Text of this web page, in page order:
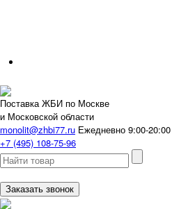
Поставка ЖБИ по Москве
и Московской области
monolit@zhbi77.ru Ежедневно 9:00-20:00
+7 (495) 108-75-96
Заказать звонок